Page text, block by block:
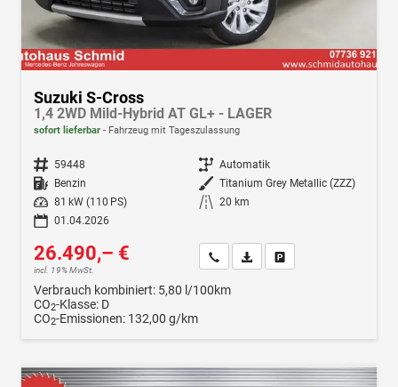
Suzuki S-Cross
1,4 2WD Mild-Hybrid AT GL+ - LAGER
sofort lieferbar Fahrzeug mit Tageszulassung
Fahrzeugnr. 59448 Getriebe Automatik
Kraftstoff Benzin Außenfarbe Titanium Grey Metallic (ZZZ)
Leistung
81 kW (110 PS) Kilometerstand 20 km
01.04.2026
26.490,– €
incl. 19% MwSt.
Wir rufen Sie anFahrzeugexposé (PDF)
Verbrauch kombiniert: 5,80 l/100km
CO2-Klasse: D
CO2-Emissionen: 132,00 g/km